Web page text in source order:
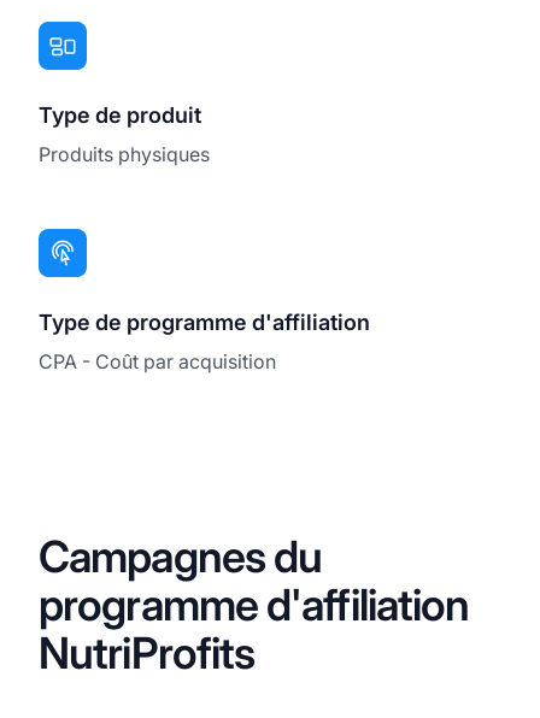
Type de produit
Produits physiques
Type de programme d'affiliation
CPA - Coût par acquisition
Campagnes du
programme d'affiliation
NutriProfits